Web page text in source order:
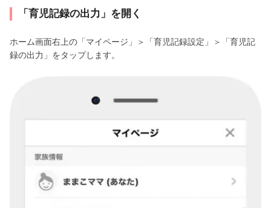
「育児記録の出力」を開く
ホーム画面右上の「マイページ」＞「育児記録設定」＞「育児記
録の出力」をタップします。